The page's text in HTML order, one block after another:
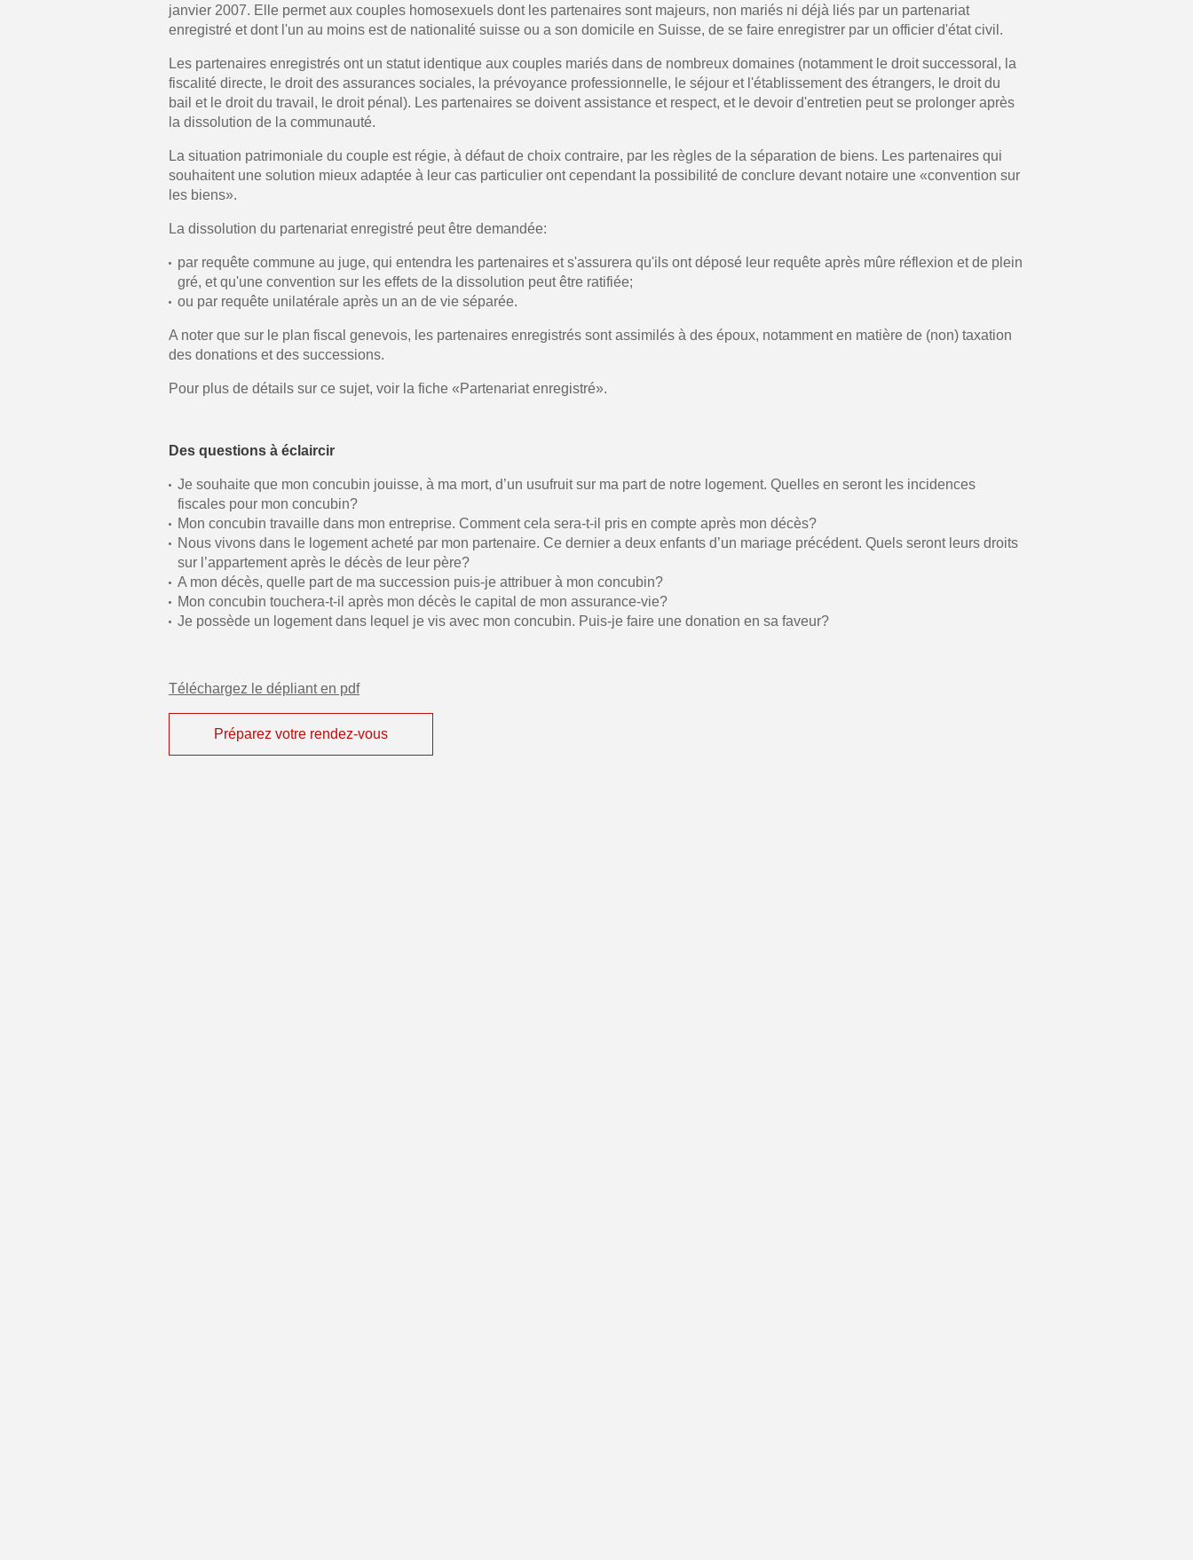
janvier 2007. Elle permet aux couples homosexuels dont les partenaires sont majeurs, non mariés ni déjà liés par un partenariat
enregistré et dont l'un au moins est de nationalité suisse ou a son domicile en Suisse, de se faire enregistrer par un officier d'état civil.
Les partenaires enregistrés ont un statut identique aux couples mariés dans de nombreux domaines (notamment le droit successoral, la
fiscalité directe, le droit des assurances sociales, la prévoyance professionnelle, le séjour et l'établissement des étrangers, le droit du
bail et le droit du travail, le droit pénal). Les partenaires se doivent assistance et respect, et le devoir d'entretien peut se prolonger après
la dissolution de la communauté.
La situation patrimoniale du couple est régie, à défaut de choix contraire, par les règles de la séparation de biens. Les partenaires qui
souhaitent une solution mieux adaptée à leur cas particulier ont cependant la possibilité de conclure devant notaire une «convention sur
les biens».
La dissolution du partenariat enregistré peut être demandée:
par requête commune au juge, qui entendra les partenaires et s'assurera qu'ils ont déposé leur requête après mûre réflexion et de plein
gré, et qu'une convention sur les effets de la dissolution peut être ratifiée;
ou par requête unilatérale après un an de vie séparée.
A noter que sur le plan fiscal genevois, les partenaires enregistrés sont assimilés à des époux, notamment en matière de (non) taxation
des donations et des successions.
Pour plus de détails sur ce sujet, voir la fiche «Partenariat enregistré».
Des questions à éclaircir
Je souhaite que mon concubin jouisse, à ma mort, d’un usufruit sur ma part de notre logement. Quelles en seront les incidences
fiscales pour mon concubin?
Mon concubin travaille dans mon entreprise. Comment cela sera-t-il pris en compte après mon décès?
Nous vivons dans le logement acheté par mon partenaire. Ce dernier a deux enfants d’un mariage précédent. Quels seront leurs droits
sur l’appartement après le décès de leur père?
A mon décès, quelle part de ma succession puis-je attribuer à mon concubin?
Mon concubin touchera-t-il après mon décès le capital de mon assurance-vie?
Je possède un logement dans lequel je vis avec mon concubin. Puis-je faire une donation en sa faveur?
Téléchargez le dépliant en pdf
Préparez votre rendez-vous